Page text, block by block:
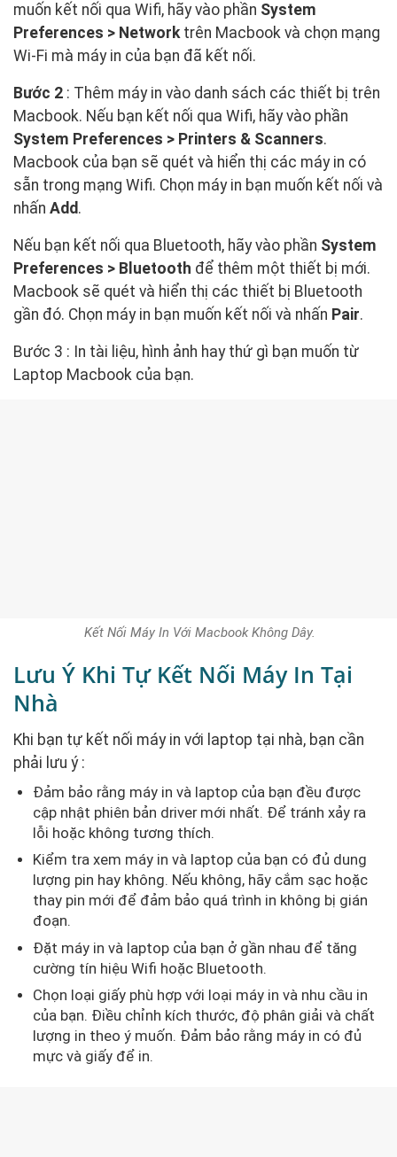
muốn kết nối qua Wifi, hãy vào phần System
Preferences > Networktrên Macbook và chọn mạng
Wi-Fi mà máy in của bạn đã kết nối.
Bước 2 : Thêm máy in vào danh sách các thiết bị trên
Macbook. Nếu bạn kết nối qua Wifi, hãy vào phần
System Preferences > Printers & Scanners.
Macbook của bạn sẽ quét và hiển thị các máy in có
sẵn trong mạng Wifi. Chọn máy in bạn muốn kết nối và
nhấn Add.
Nếu bạn kết nối qua Bluetooth, hãy vào phần System
Preferences > Bluetooth để thêm một thiết bị mới.
Macbook sẽ quét và hiển thị các thiết bị Bluetooth
gần đó. Chọn máy in bạn muốn kết nối và nhấn Pair.
Bước 3 : In tài liệu, hình ảnh hay thứ gì bạn muốn từ
Laptop Macbook của bạn.
Kết Nối Máy In Với Macbook Không Dây.
Lưu Ý Khi Tự Kết Nối Máy In Tại
Nhà
Khi bạn tự kết nối máy in với laptop tại nhà, bạn cần
phải lưu ý :
Đảm bảo rằng máy in và laptop của bạn đều được
cập nhật phiên bản driver mới nhất. Để tránh xảy ra
lỗi hoặc không tương thích.
Kiểm tra xem máy in và laptop của bạn có đủ dung
lượng pin hay không. Nếu không, hãy cắm sạc hoặc
thay pin mới để đảm bảo quá trình in không bị gián
đoạn.
Đặt máy in và laptop của bạn ở gần nhau để tăng
cường tín hiệu Wifi hoặc Bluetooth.
Chọn loại giấy phù hợp với loại máy in và nhu cầu in
của bạn. Điều chỉnh kích thước, độ phân giải và chất
lượng in theo ý muốn. Đảm bảo rằng máy in có đủ
mực và giấy để in.